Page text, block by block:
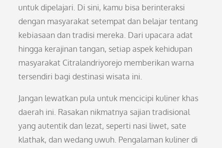
untuk dipelajari. Di sini, kamu bisa berinteraksi
dengan masyarakat setempat dan belajar tentang
kebiasaan dan tradisi mereka. Dari upacara adat
hingga kerajinan tangan, setiap aspek kehidupan
masyarakat Citralandriyorejo memberikan warna
tersendiri bagi destinasi wisata ini.
Jangan lewatkan pula untuk mencicipi kuliner khas
daerah ini. Rasakan nikmatnya sajian tradisional
yang autentik dan lezat, seperti nasi liwet, sate
klathak, dan wedang uwuh. Pengalaman kuliner di